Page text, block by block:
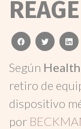
facebooktwitter
Según
retiro de
dispositivo
por